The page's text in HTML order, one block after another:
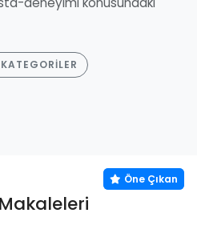
KATEGORILER
Öne Çıkan
Öne Çıkan